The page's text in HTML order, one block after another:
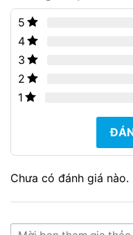
5
4
3
2
1
Chưa có đánh giá nào.